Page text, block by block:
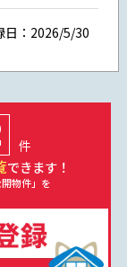
日：2026/5/30
件
できます！
物件」を